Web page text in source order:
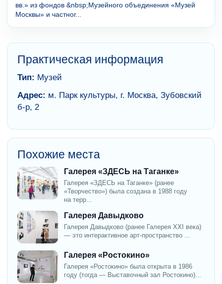
вв.» из фондов &nbsp;Музейного объединения «Музей
Москвы» и частног...
Практическая информация
Тип: Музей
Адрес: м. Парк культуры, г. Москва, Зубовский
б-р, 2
Похожие места
Галерея «ЗДЕСЬ на Таганке»
Галерея «ЗДЕСЬ на Таганке» (ранее
«Творчество») была создана в 1988 году
на терр...
Галерея Давыдково
Галерея Давыдково (ранее Галерея XXI века)
— это интерактивное арт-пространство ...
Галерея «Ростокино»
Галерея «Ростокино» была открыта в 1986
году (тогда — Выставочный зал Ростокино)...